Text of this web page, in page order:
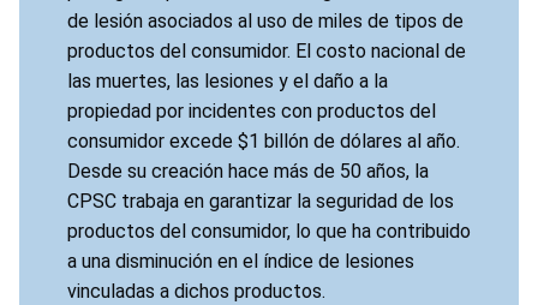
de lesión asociados al uso de miles de tipos de
productos del consumidor. El costo nacional de
las muertes, las lesiones y el daño a la
propiedad por incidentes con productos del
consumidor excede $1 billón de dólares al año.
Desde su creación hace más de 50 años, la
CPSC trabaja en garantizar la seguridad de los
productos del consumidor, lo que ha contribuido
a una disminución en el índice de lesiones
vinculadas a dichos productos.